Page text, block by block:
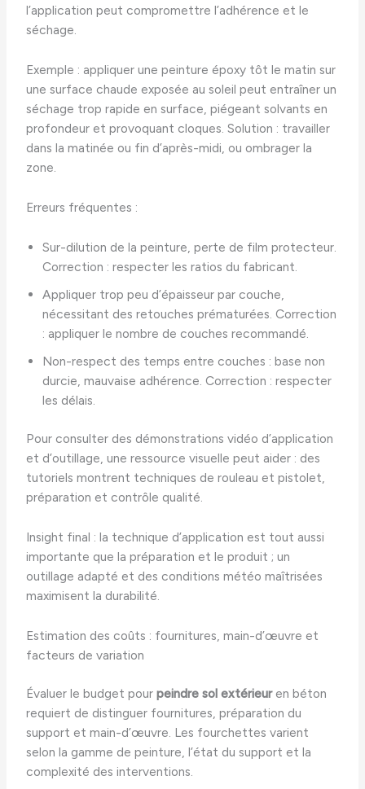
l’application peut compromettre l’adhérence et le
séchage.
Exemple : appliquer une peinture époxy tôt le matin sur
une surface chaude exposée au soleil peut entraîner un
séchage trop rapide en surface, piégeant solvants en
profondeur et provoquant cloques. Solution : travailler
dans la matinée ou fin d’après-midi, ou ombrager la
zone.
Erreurs fréquentes :
Sur-dilution de la peinture, perte de film protecteur.
Correction : respecter les ratios du fabricant.
Appliquer trop peu d’épaisseur par couche,
nécessitant des retouches prématurées. Correction
: appliquer le nombre de couches recommandé.
Non-respect des temps entre couches : base non
durcie, mauvaise adhérence. Correction : respecter
les délais.
Pour consulter des démonstrations vidéo d’application
et d’outillage, une ressource visuelle peut aider : des
tutoriels montrent techniques de rouleau et pistolet,
préparation et contrôle qualité.
Insight final : la technique d’application est tout aussi
importante que la préparation et le produit ; un
outillage adapté et des conditions météo maîtrisées
maximisent la durabilité.
Estimation des coûts : fournitures, main-d’œuvre et
facteurs de variation
Évaluer le budget pourpeindre sol extérieuren béton
requiert de distinguer fournitures, préparation du
support et main-d’œuvre. Les fourchettes varient
selon la gamme de peinture, l’état du support et la
complexité des interventions.